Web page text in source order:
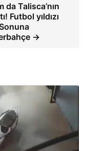
da Talisca’nın
Futbol yıldızı
→